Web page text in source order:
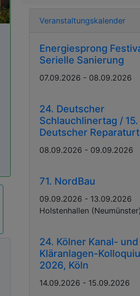
Veranstaltungskalender
Energiesprong
Serielle Sanierung
07.09.2026 - 08.09.2026
24. Deutscher
Schlauchlinertag / 15.
Deutscher
08.09.2026 - 09.09.2026
71. NordBau
09.09.2026 - 13.09.2026
Holstenhallen (Neumünster)
24. Kölner Kanal- und
Kläranlagen-
2026, Köln
14.09.2026 - 15.09.2026